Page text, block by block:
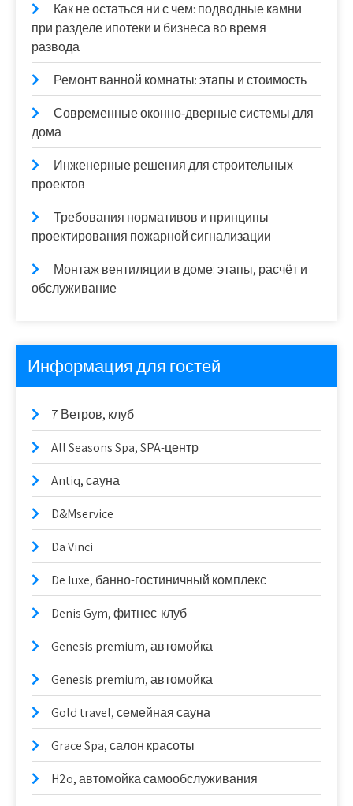
Как не остаться ни с чем: подводные камни
при разделе ипотеки и бизнеса во время
развода
Ремонт ванной комнаты: этапы и стоимость
Современные оконно‑дверные системы для
дома
Инженерные решения для строительных
проектов
Требования нормативов и принципы
проектирования пожарной сигнализации
Монтаж вентиляции в доме: этапы, расчёт и
обслуживание
Информация для гостей
7 Ветров, клуб
All Seasons Spa, SPA-центр
Antiq, сауна
D&Mservice
Da Vinci
De luxe, банно-гостиничный комплекс
Denis Gym, фитнес-клуб
Genesis premium, автомойка
Genesis premium, автомойка
Gold travel, семейная сауна
Grace Spa, салон красоты
H2o, автомойка самообслуживания